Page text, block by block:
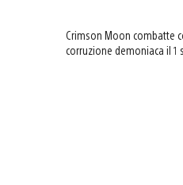
Crimson Moon combatte
corruzione demoniaca il 1